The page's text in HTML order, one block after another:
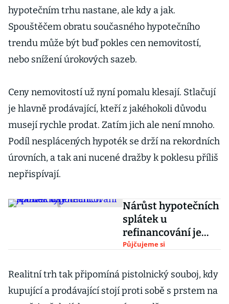
hypotečním trhu nastane, ale kdy a jak.
Spouštěčem obratu současného hypotečního
trendu může být buď pokles cen nemovitostí,
nebo snížení úrokových sazeb.
Ceny nemovitostí už nyní pomalu klesají. Stlačují
je hlavně prodávající, kteří z jakéhokoli důvodu
musejí rychle prodat. Zatím jich ale není mnoho.
Podíl nesplácených hypoték se drží na rekordních
úrovních, a tak ani nucené dražby k poklesu příliš
nepřispívají.
Nárůst hypotečních
splátek u
refinancování je
drastický
Půjčujeme si
Realitní trh tak připomíná pistolnický souboj, kdy
kupující a prodávající stojí proti sobě s prstem na